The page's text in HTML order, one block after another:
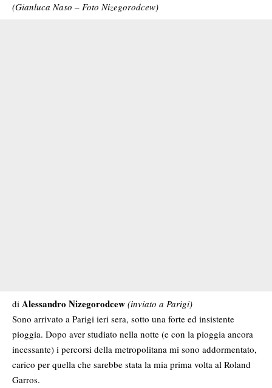
(Gianluca Naso – Foto Nizegorodcew)
di Alessandro Nizegorodcew (inviato a Parigi)
Sono arrivato a Parigi ieri sera, sotto una forte ed insistente
pioggia. Dopo aver studiato nella notte (e con la pioggia ancora
incessante) i percorsi della metropolitana mi sono addormentato,
carico per quella che sarebbe stata la mia prima volta al Roland
Garros.